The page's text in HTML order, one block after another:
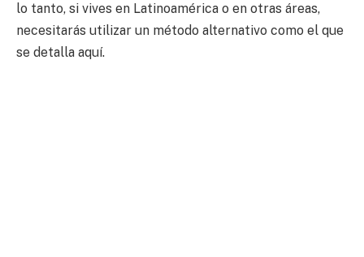
lo tanto, si vives en Latinoamérica o en otras áreas,
necesitarás utilizar un método alternativo como el que
se detalla aquí.